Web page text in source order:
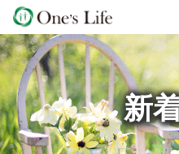
Skip
to
content
新